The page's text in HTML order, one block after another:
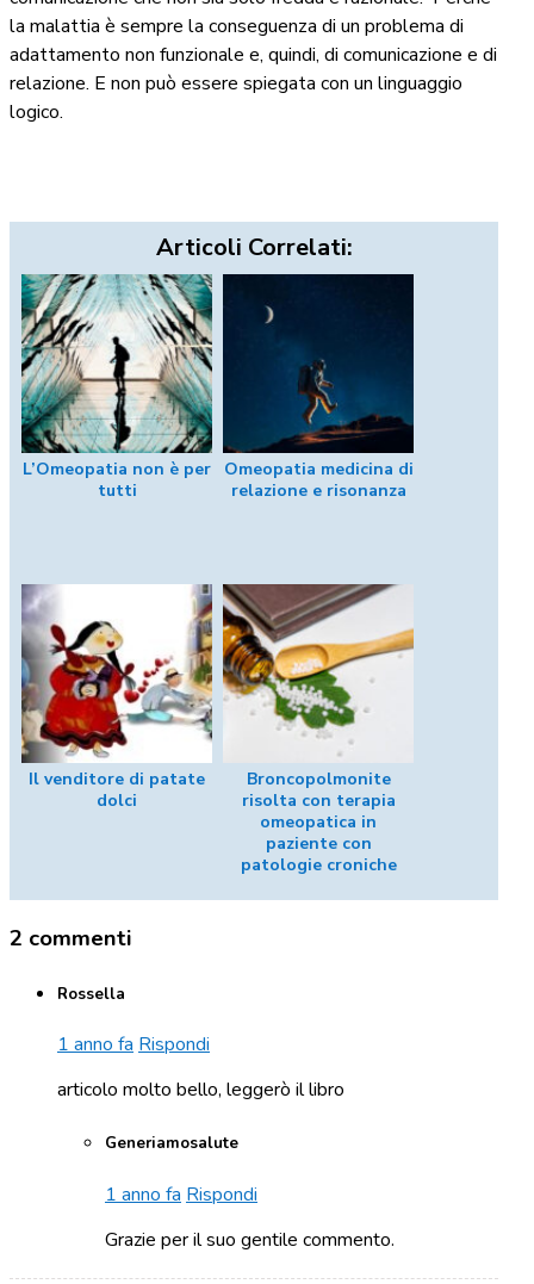
la malattia è sempre la conseguenza di un problema di
adattamento non funzionale e, quindi, di comunicazione e di
relazione. E non può essere spiegata con un linguaggio
logico.
Articoli Correlati:
L’Omeopatia non è per
tutti
Omeopatia medicina di
relazione e risonanza
Il venditore di patate
dolci
Broncopolmonite
risolta con terapia
omeopatica in
paziente con
patologie croniche
2 commenti
Rossella
1 anno fa Rispondi
articolo molto bello, leggerò il libro
Generiamosalute
1 anno fa Rispondi
Grazie per il suo gentile commento.